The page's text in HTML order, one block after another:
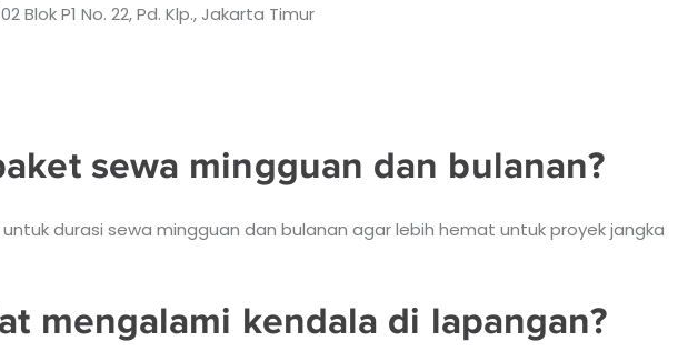
Blok P1 No. 22, Pd. Klp., Jakarta Timur
sewa mingguan dan bulanan?
durasi sewa mingguan dan bulanan agar lebih hemat untuk proyek jangka
mengalami kendala di lapangan?